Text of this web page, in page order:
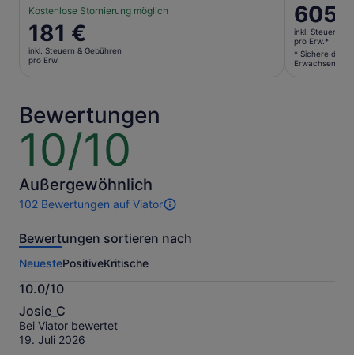
Kostenlose Stornierung möglich
Der
Preis
beträgt
Erw.
181 €
inkl. Steuern & Gebühren
pro Erw.
Der
Preis
beträgt
605 €
605
inkl. Steuern &
pro Erw.*
* Sichere dir
Erwachsene
Bewertungen
10/10
10
10
Außergewöhnlich
102 Bewertungen auf Viator
102
dieser
Weitere
Informationen
zu
unseren
geprüften
Bewertungen.
Bewertungen sortieren nach
NeuestePositiveKritische
10.0/10
10.0
von
10
Josie_C
Bei Viator bewertet
19. Juli 2026